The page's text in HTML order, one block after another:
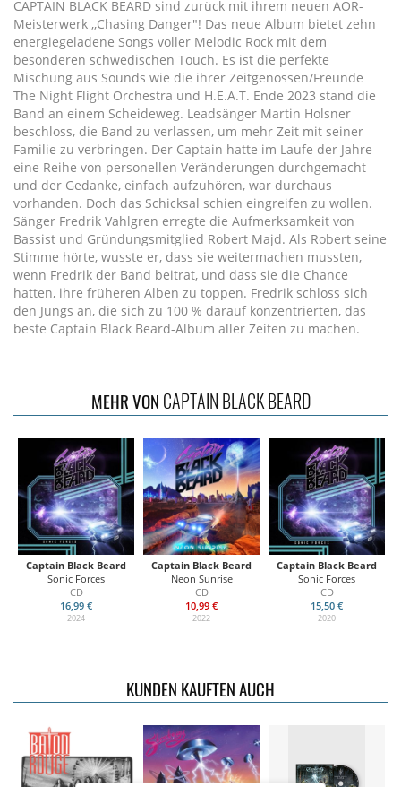
CAPTAIN BLACK BEARD sind zurück mit ihrem neuen AOR-
Meisterwerk ,,Chasing Danger"! Das neue Album bietet zehn
energiegeladene Songs voller Melodic Rock mit dem
besonderen schwedischen Touch. Es ist die perfekte
Mischung aus Sounds wie die ihrer Zeitgenossen/Freunde
The Night Flight Orchestra und H.E.A.T. Ende 2023 stand die
Band an einem Scheideweg. Leadsänger Martin Holsner
beschloss, die Band zu verlassen, um mehr Zeit mit seiner
Familie zu verbringen. Der Captain hatte im Laufe der Jahre
eine Reihe von personellen Veränderungen durchgemacht
und der Gedanke, einfach aufzuhören, war durchaus
vorhanden. Doch das Schicksal schien eingreifen zu wollen.
Sänger Fredrik Vahlgren erregte die Aufmerksamkeit von
Bassist und Gründungsmitglied Robert Majd. Als Robert seine
Stimme hörte, wusste er, dass sie weitermachen mussten,
wenn Fredrik der Band beitrat, und dass sie die Chance
hatten, ihre früheren Alben zu toppen. Fredrik schloss sich
den Jungs an, die sich zu 100 % darauf konzentrierten, das
beste Captain Black Beard-Album aller Zeiten zu machen.
MEHR VON CAPTAIN BLACK BEARD
Captain Black Beard
Sonic Forces
CD
16,99 €
2024
Captain Black Beard
Neon Sunrise
CD
10,99 €
2022
Captain Black Beard
Sonic Forces
CD
15,50 €
2020
KUNDEN KAUFTEN AUCH